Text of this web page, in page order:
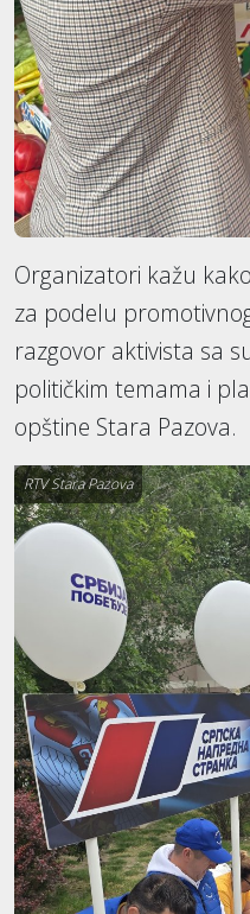
Organizatori kažu
za podelu
razgovor aktivista sa
političkim temama i
opštine Stara Pazova.
RTV Stara Pazova